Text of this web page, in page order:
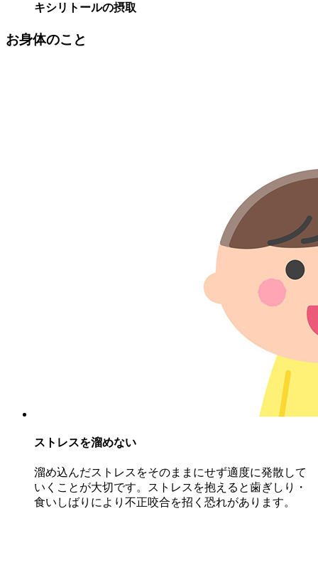
キシリトールの摂取
お身体のこと
ストレスを溜めない
溜め込んだストレスをそのままにせず適度に発散して
いくことが大切です。ストレスを抱えると歯ぎしり・
食いしばりにより不正咬合を招く恐れがあります。